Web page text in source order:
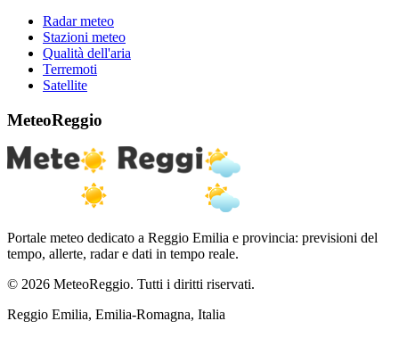
Radar meteo
Stazioni meteo
Qualità dell'aria
Terremoti
Satellite
MeteoReggio
Portale meteo dedicato a Reggio Emilia e provincia: previsioni del
tempo, allerte, radar e dati in tempo reale.
© 2026 MeteoReggio. Tutti i diritti riservati.
Reggio Emilia, Emilia-Romagna, Italia